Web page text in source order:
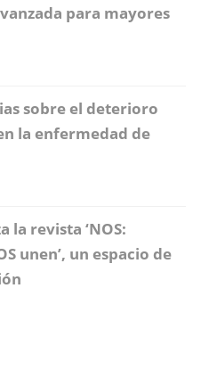
para mayores
sobre el deterioro
la enfermedad de
la revista ‘NOS:
unen’, un espacio de